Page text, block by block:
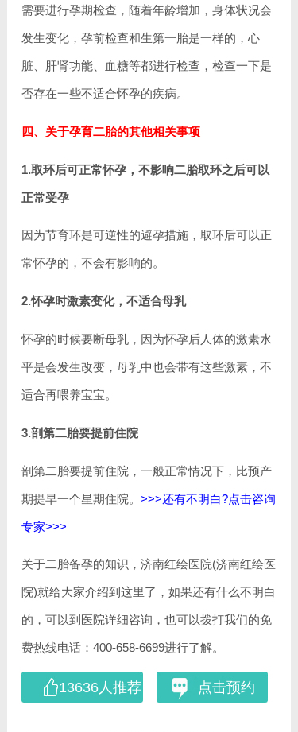
需要进行孕期检查，随着年龄增加，身体状况会
发生变化，孕前检查和生第一胎是一样的，心
脏、肝肾功能、血糖等都进行检查，检查一下是
否存在一些不适合怀孕的疾病。
四、关于孕育二胎的其他相关事项
1.取环后可正常怀孕，不影响二胎取环之后可以
正常受孕
因为节育环是可逆性的避孕措施，取环后可以正
常怀孕的，不会有影响的。
2.怀孕时激素变化，不适合母乳
怀孕的时候要断母乳，因为怀孕后人体的激素水
平是会发生改变，母乳中也会带有这些激素，不
适合再喂养宝宝。
3.剖第二胎要提前住院
剖第二胎要提前住院，一般正常情况下，比预产
期提早一个星期住院。>>>还有不明白?点击咨询
专家>>>
关于二胎备孕的知识，济南红绘医院(济南红绘医
院)就给大家介绍到这里了，如果还有什么不明白
的，可以到医院详细咨询，也可以拨打我们的免
费热线电话：400-658-6699进行了解。
13636人推荐 点击预约